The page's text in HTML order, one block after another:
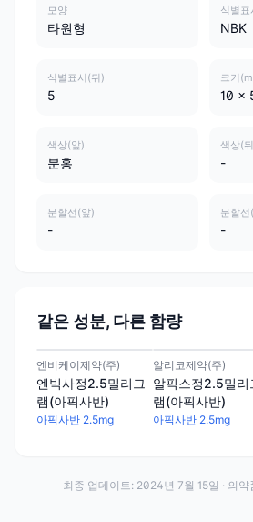
모양
타원형
식별표
NBK
식별표시(뒤)
5
크기
10 x
색상(앞)
분홍
색상(
-
분할선(앞)
-
분할선
-
같은 성분, 다른 함량
엔비케이제약(주)
엔빅사정2.5밀리그
램(아픽사반)
아픽사반 2.5mg
알리코제약(주)
알픽스정2.5밀리
램(아픽사반)
아픽사반 2.5mg
최종 업데이트: 2024년 7월 15일 · 의